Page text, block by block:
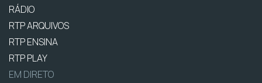
RÁDIO
RTP ARQUIVOS
RTP ENSINA
RTP PLAY
EM DIRETO